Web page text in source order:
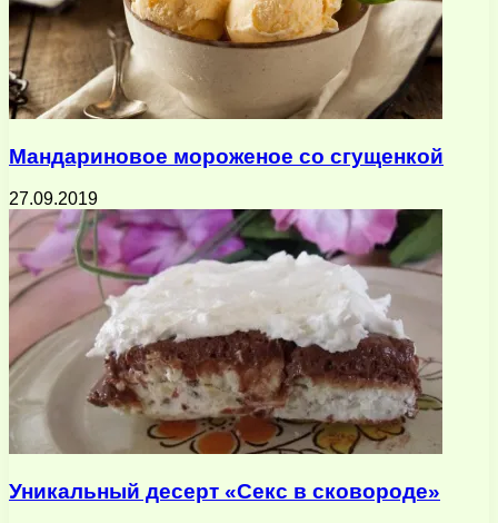
Мандариновое мороженое со сгущенкой
27.09.2019
Уникальный десерт «Секс в сковороде»